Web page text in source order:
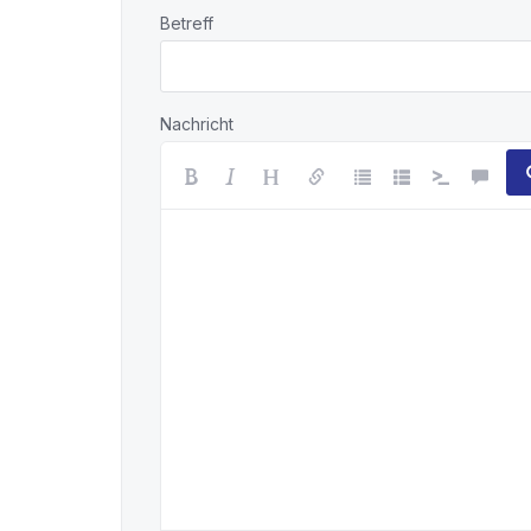
Betreff
Nachricht